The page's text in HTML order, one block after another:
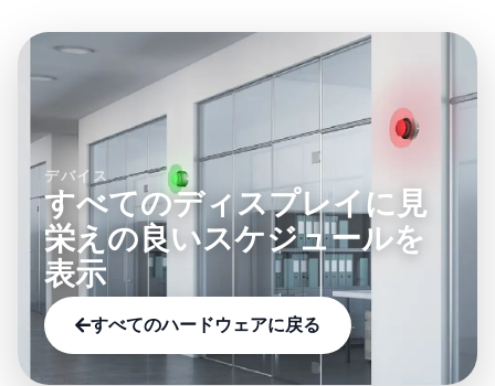
デバイス
すべてのディスプレイに見
栄えの良いスケジュールを
表示
すべてのハードウェアに戻る